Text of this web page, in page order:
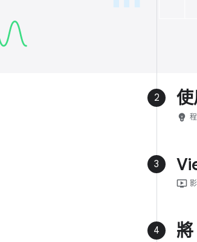
2
emoji_objects
3
ondemand_video
4